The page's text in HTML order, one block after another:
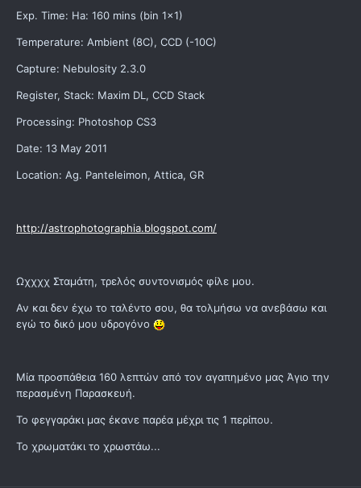
Exp. Time: Ha: 160 mins (bin 1x1)
Temperature: Ambient (8C), CCD (-10C)
Capture: Nebulosity 2.3.0
Register, Stack: Maxim DL, CCD Stack
Processing: Photoshop CS3
Date: 13 May 2011
Location: Ag. Panteleimon, Attica, GR
http://astrophotographia.blogspot.com/
Ωχχχχ Σταμάτη, τρελός συντονισμός φίλε μου.
Αν και δεν έχω το ταλέντο σου, θα τολμήσω να ανεβάσω και
εγώ το δικό μου υδρογόνο
Μία προσπάθεια 160 λεπτών από τον αγαπημένο μας Άγιο την
περασμένη Παρασκευή.
Το φεγγαράκι μας έκανε παρέα μέχρι τις 1 περίπου.
Το χρωματάκι το χρωστάω...